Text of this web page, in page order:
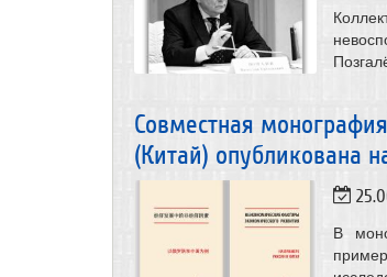
Совместная
(Китай) опубликована
В